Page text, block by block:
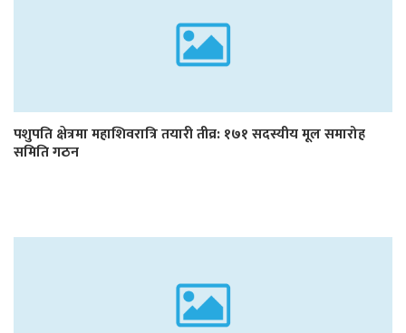
पशुपति क्षेत्रमा महाशिवरात्रि तयारी तीव्र: १७१ सदस्यीय मूल समारोह
समिति गठन